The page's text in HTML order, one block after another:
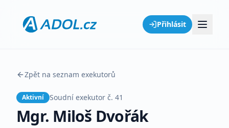
Přihlásit
Zpět na seznam exekutorů
Aktivní Soudní exekutor č. 41
Mgr. Miloš Dvořák